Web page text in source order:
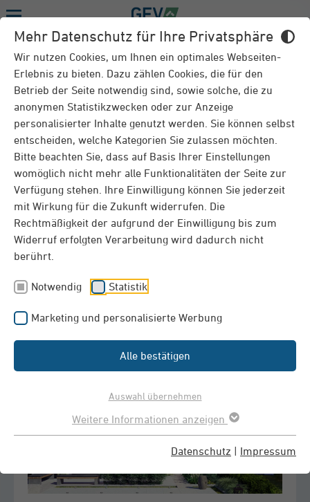
Mehr Datenschutz für Ihre Privatsphäre
Wir nutzen Cookies, um Ihnen ein optimales Webseiten-
Erlebnis zu bieten. Dazu zählen Cookies, die für den
Betrieb der Seite notwendig sind, sowie solche, die zu
anonymen Statistikzwecken oder zur Anzeige
personalisierter Inhalte genutzt werden. Sie können selbst
entscheiden, welche Kategorien Sie zulassen möchten.
Bitte beachten Sie, dass auf Basis Ihrer Einstellungen
womöglich nicht mehr alle Funktionalitäten der Seite zur
Verfügung stehen. Ihre Einwilligung können Sie jederzeit
mit Wirkung für die Zukunft widerrufen. Die
Rechtmäßigkeit der aufgrund der Einwilligung bis zum
Widerruf erfolgten Verarbeitung wird dadurch nicht
berührt.
Notwendig Statistik
Marketing und personalisierte Werbung
Alle bestätigen
Auswahl übernehmen
Weitere Informationen anzeigen
Datenschutz | Impressum
RATGEBER
Häuser und Wohnungen in der Welt von
morgen
Haus der Zukunft II
Demografischer Wandel, steigendes
Umweltbewusstsein, wachsende Anforderungen an
die Energieeffizienz, smarte Technologien, der
Entwicklungen unserer Zeit verändern unser
Zusammenleben und wie wir künftig wohnen
anspruchsgerechte Konzepte für die Häuser der